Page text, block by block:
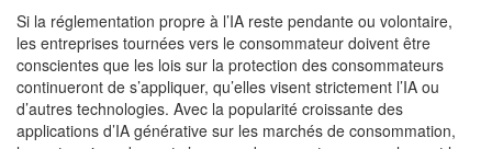
Si la réglementation propre à l’IA reste pendante ou volontaire,
les entreprises tournées vers le consommateur doivent être
conscientes que les lois sur la protection des consommateurs
continueront de s’appliquer, qu’elles visent strictement l’IA ou
d’autres technologies. Avec la popularité croissante des
applications d’IA générative sur les marchés de consommation,